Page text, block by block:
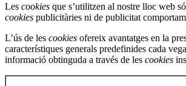
Les cookies que s’utilitzen al nostre lloc web
cookies publicitàries ni de publicitat
L’ús de les cookies ofereix avantatges en la
característiques generals predefinides cada
informació obtinguda a través de les cookies